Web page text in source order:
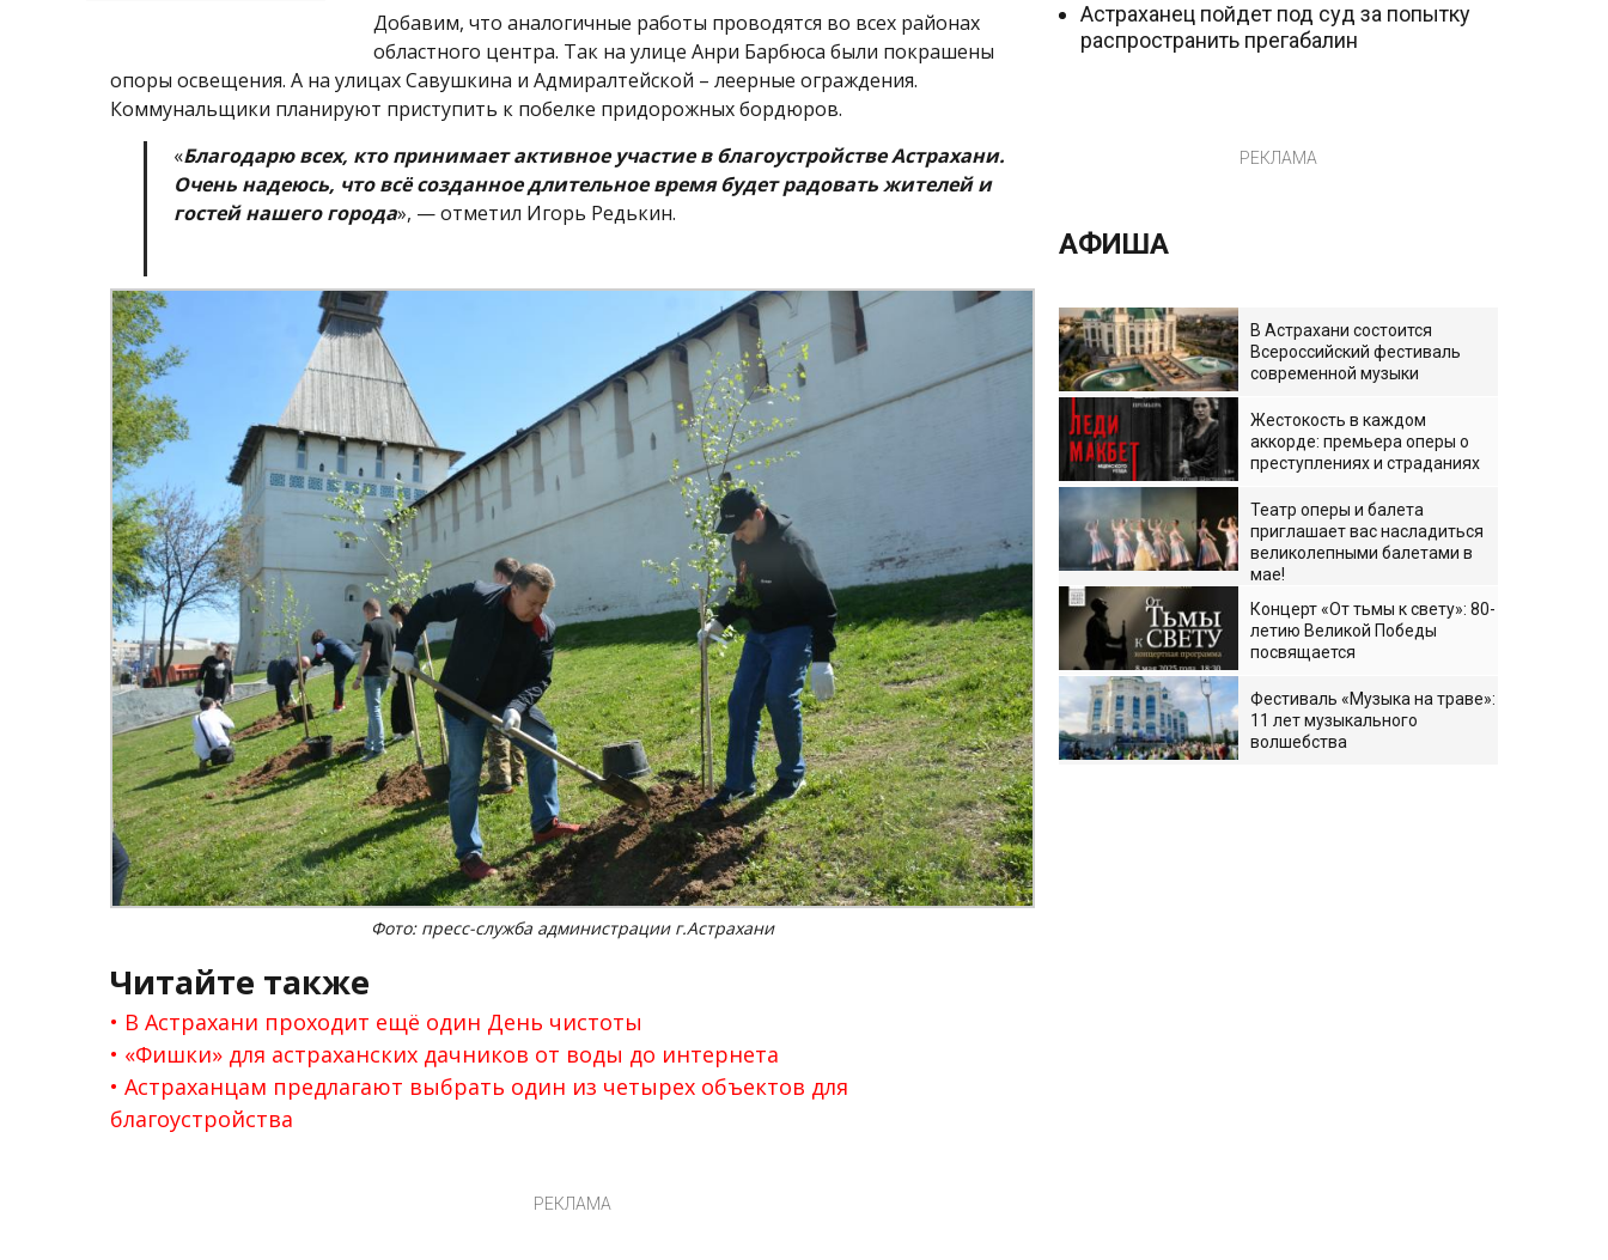
Добавим, что аналогичные работы проводятся во всех районах
областного центра. Так на улице Анри Барбюса были покрашены
опоры освещения. А на улицах Савушкина и Адмиралтейской – леерные ограждения.
Коммунальщики планируют приступить к побелке придорожных бордюров.
«Благодарю всех, кто принимает активное участие в благоустройстве Астрахани.
Очень надеюсь, что всё созданное длительное время будет радовать жителей и
гостей нашего города», — отметил Игорь Редькин.
Фото: пресс-служба администрации г.Астрахани
Читайте также
В Астрахани проходит ещё один День чистоты
«Фишки» для астраханских дачников от воды до интернета
Астраханцам предлагают выбрать один из четырех объектов для
благоустройства
РЕКЛАМА
Астраханец пойдет под суд за попытку
распространить прегабалин
РЕКЛАМА
АФИША
В Астрахани состоится
Всероссийский фестиваль
современной музыки
Жестокость в каждом
аккорде: премьера оперы о
преступлениях и страданиях
Театр оперы и балета
приглашает вас насладиться
великолепными балетами в
мае!
Концерт «От тьмы к свету»: 80-
летию Великой Победы
посвящается
Фестиваль «Музыка на траве»:
11 лет музыкального
волшебства